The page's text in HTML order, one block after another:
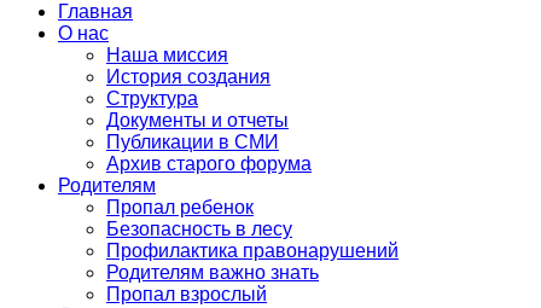
Главная
О нас
Наша миссия
История создания
Структура
Документы и отчеты
Публикации в СМИ
Архив старого форума
Родителям
Пропал ребенок
Безопасность в лесу
Профилактика правонарушений
Родителям важно знать
Пропал взрослый